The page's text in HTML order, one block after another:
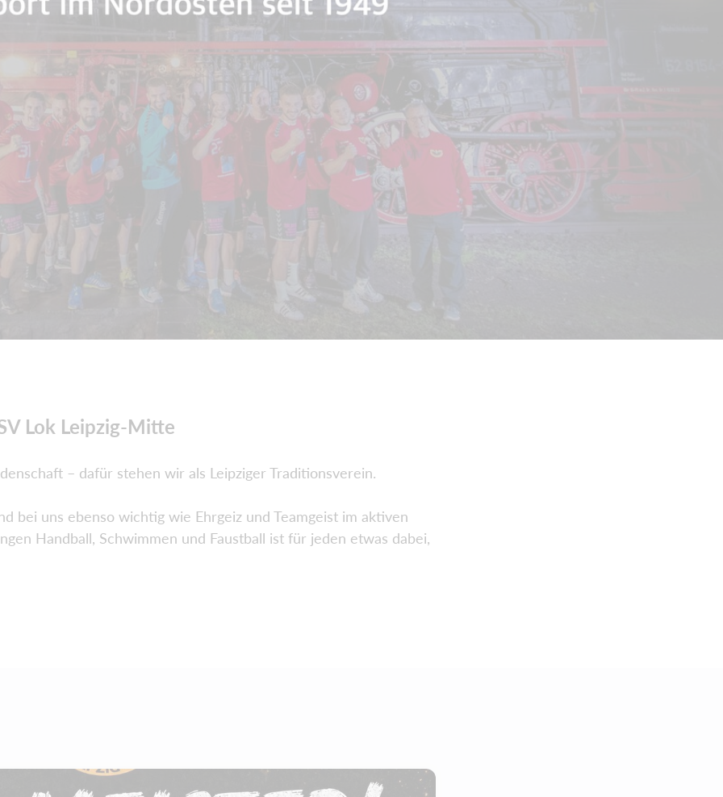
Lok Leipzig-Mitte
– dafür stehen wir als Leipziger Traditionsverein.
bei uns ebenso wichtig wie Ehrgeiz und Teamgeist im aktiven
Handball, Schwimmen und Faustball ist für jeden etwas dabei,